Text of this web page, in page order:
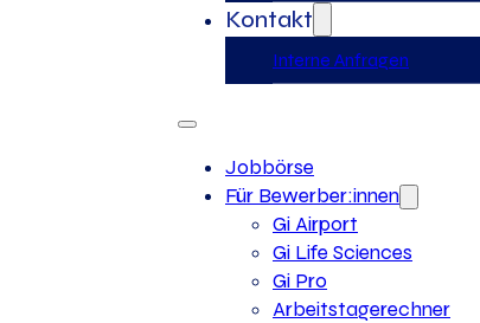
Kontakt
Interne Anfragen
Jobbörse
Für Bewerber:innen
Gi Airport
Gi Life Sciences
Gi Pro
Arbeitstagerechner